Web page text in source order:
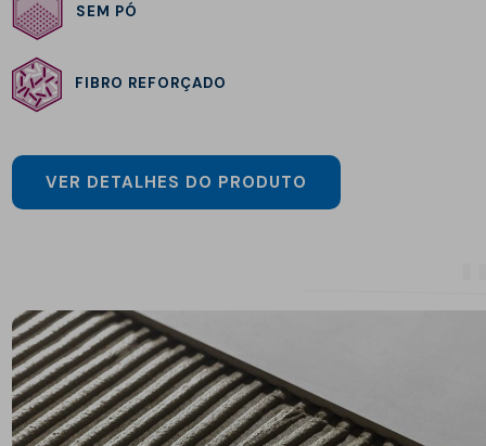
SEM PÓ
FIBRO REFORÇADO
VER DETALHES DO PRODUTO